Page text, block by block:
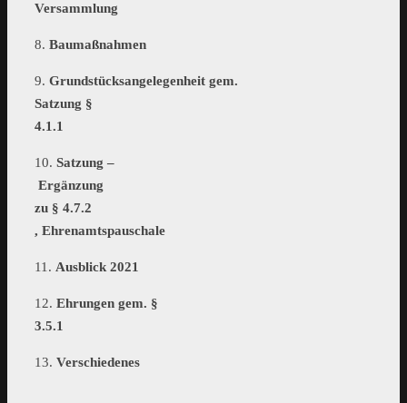
Versammlung
8. Baumaßnahmen
9. Grundstücksangelegenheit gem.
Satzung §
4.1.1
10. Satzung –
Ergänzung
zu § 4.7.2
, Ehrenamtspauschale
11. Ausblick 2021
12. Ehrungen gem. §
3.5.1
13. Verschiedenes